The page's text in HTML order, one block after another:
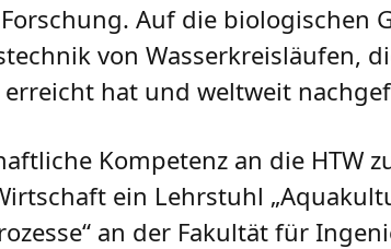
Auf die biologischen
von Wasserkreisläufen,
hat und weltweit
Kompetenz an die HTW
ein Lehrstuhl
an der Fakultät für